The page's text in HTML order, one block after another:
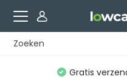
Gratis